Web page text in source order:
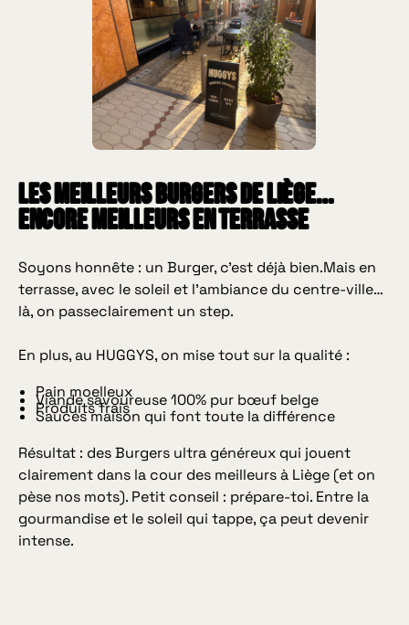
Les meilleurs Burgers de Liège…
encore meilleurs en terrasse
Soyons honnête : un Burger, c’est déjà bien.Mais en
terrasse, avec le soleil et l’ambiance du centre-ville…
là, on passeclairement un step.
En plus, au HUGGYS, on mise tout sur la qualité :
Pain moelleux
Viande savoureuse 100% pur bœuf belge
Produits frais
Sauces maison qui font toute la différence
Résultat : des Burgers ultra généreux qui jouent
clairement dans la cour des meilleurs à Liège (et on
pèse nos mots). Petit conseil : prépare-toi. Entre la
gourmandise et le soleil qui tappe, ça peut devenir
intense.